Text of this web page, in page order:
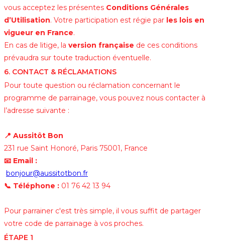
vous acceptez les présentes Conditions Générales
d’Utilisation. Votre participation est régie par les lois en
vigueur en France.
En cas de litige, la version française de ces conditions
prévaudra sur toute traduction éventuelle.
6. CONTACT & RÉCLAMATIONS
Pour toute question ou réclamation concernant le
programme de parrainage, vous pouvez nous contacter à
l’adresse suivante :
📍 Aussitôt Bon
231 rue Saint Honoré, Paris 75001, France
📧 Email :
bonjour@aussitotbon.fr
📞 Téléphone : 01 76 42 13 94
Pour parrainer c'est très simple, il vous suffit de partager
votre code de parrainage à vos proches.
ÉTAPE 1